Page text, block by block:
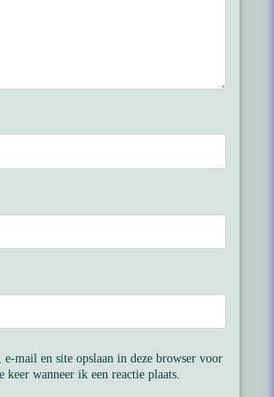
mail en site opslaan in deze browser voor
keer wanneer ik een reactie plaats.